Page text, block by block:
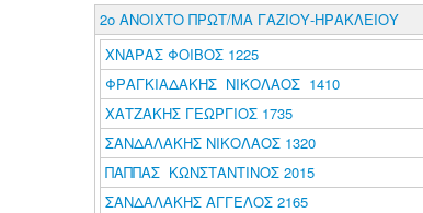
2ο ΑΝΟΙΧΤΟ ΠΡΩΤ/ΜΑ ΓΑΖΙΟΥ-ΗΡΑΚΛΕΙΟΥ
ΧΝΑΡΑΣ ΦΟΙΒΟΣ 1225
ΦΡΑΓΚΙΑΔΑΚΗΣ ΝΙΚΟΛΑΟΣ 1410
ΧΑΤΖΑΚΗΣ ΓΕΩΡΓΙΟΣ 1735
ΣΑΝΔΑΛΑΚΗΣ ΝΙΚΟΛΑΟΣ 1320
ΠΑΠΠΑΣ ΚΩΝΣΤΑΝΤΙΝΟΣ 2015
ΣΑΝΔΑΛΑΚΗΣ ΑΓΓΕΛΟΣ 2165